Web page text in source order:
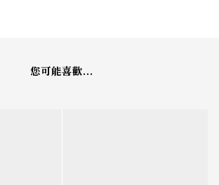
您可能喜歡...